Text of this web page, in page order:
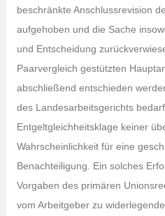
beschränkte Anschlussrevision
aufgehoben und die Sache
und Entscheidung
Paarvergleich gestützten
abschließend entschieden
des Landesarbeitsgerichts
Entgeltgleichheitsklage keiner
Wahrscheinlichkeit für eine
Benachteiligung. Ein solches
Vorgaben des primären
vom Arbeitgeber zu